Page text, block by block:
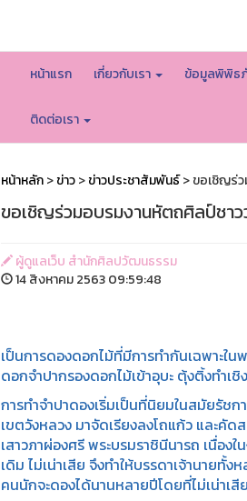
หน้าแรก เกี่ยวกับเรา ข้อมูลพิพิธ
ติดต่อเรา
หน้าหลัก>ข่าว>ข่าวประชาสัมพันธ์> ขอเชิญร่ว
ขอเชิญร่วมอบรมงานหัตถศิลป์ชาว
ผู้ดูแลเว็บ สำนักศิลปวัฒนธรรม
14 สิงหาคม 2563 09:59:48
เป็นการดองดอกไม้ที่มีการทำกันเฉพาะใน
ดอกจำปากรองดอกไม้เข้าอุบะ ตุ้งติ้งทำเ
การทำจำปาดองเริ่มเป็นที่นิยมในสมัยรัช
เขตวังหลวง มาจัดเรียงลงโถแก้ว และคัด
เสาวภาผ่องศรี พระบรมราชินีนารถ เนื่อง
เดิม ไม่เน่าเสีย จึงทำให้บรรดาเจ้านาย
คนนักจะดองได้นานหลายปีโดยที่ไม่เน่าเสี